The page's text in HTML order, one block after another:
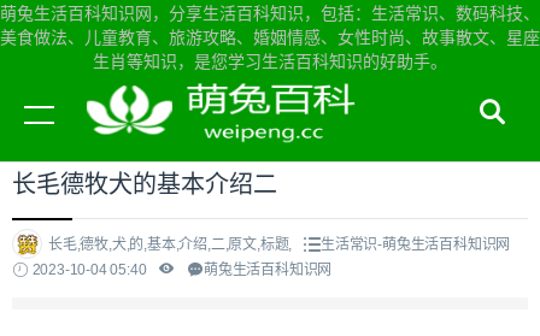
萌兔生活百科知识网，分享生活百科知识，包括：生活常识、数码科技、
美食做法、儿童教育、旅游攻略、婚姻情感、女性时尚、故事散文、星座
生肖等知识，是您学习生活百科知识的好助手。
当前位置： 萌兔生活百科知识网首页>生活常识
长毛德牧犬的基本介绍二
长毛,德牧,犬,的,基本,介绍,二,原文,标题,
生活常识-萌兔生活百科知识网
2023-10-04 05:40
萌兔生活百科知识网